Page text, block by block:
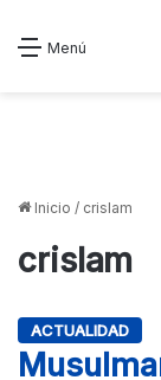
Menú
Inicio / crislam
crislam
ACTUALIDAD